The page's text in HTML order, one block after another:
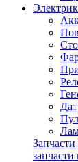
запчасти